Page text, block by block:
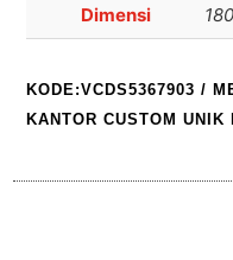
Dimensi
KODE:VCDS5367903 /
KANTOR CUSTOM